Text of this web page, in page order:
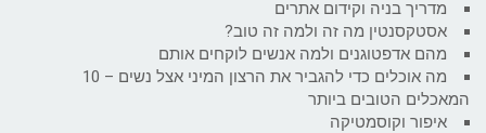
מדריך בניה וקידום אתרים
אסטקסנטין מה זה ולמה זה טוב?
מהם אדפטוגנים ולמה אנשים לוקחים אותם
מה אוכלים כדי להגביר את הרצון המיני אצל נשים – 10
המאכלים הטובים ביותר
איפור וקוסמטיקה